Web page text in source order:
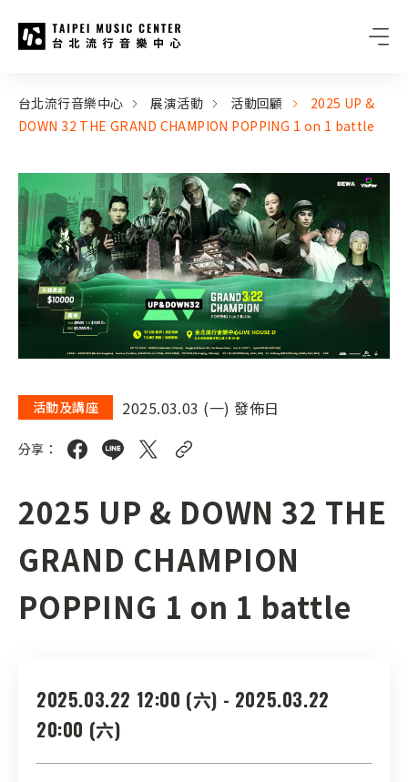
:::
台北流行音樂中心 展演活動 活動回顧
2025 UP &
DOWN 32 THE GRAND CHAMPION POPPING 1 on 1 battle
活動及講座 2025.03.03 (一) 發佈日
分享：
2025 UP & DOWN 32 THE
GRAND CHAMPION
POPPING 1 on 1 battle
2025.03.22 12:00 (六) - 2025.03.22
20:00 (六)